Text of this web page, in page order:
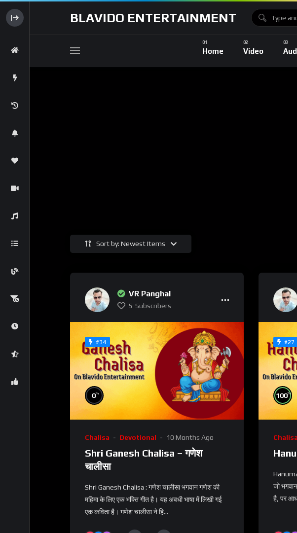
BLAVIDO ENTERTAINMENT
Home Video
Sort by: Newest Items
VR Panghal
5 Subscribers
#34
0%
Chalisa Devotional 10 Months Ago
Shri Ganesh Chalisa – गणेश
चालीसा
Shri Ganesh Chalisa : गणेश चालीसा भगवान गणेश की
महिमा के लिए एक भक्ति गीत है। यह अवधी भाषा में लिखी गई
एक कविता है। गणेश चालीसा ने हि...
#27
100%
Chalisa
जो
है, पर